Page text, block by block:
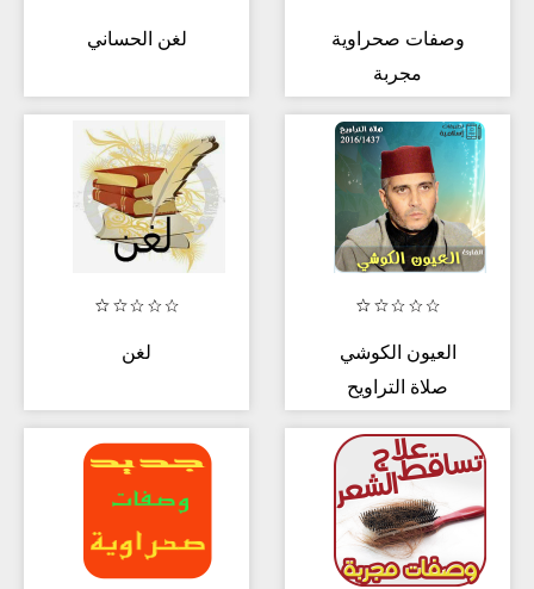
لغن الحساني
وصفات صحراوية
مجربة
لغن
العيون الكوشي
صلاة التراويح